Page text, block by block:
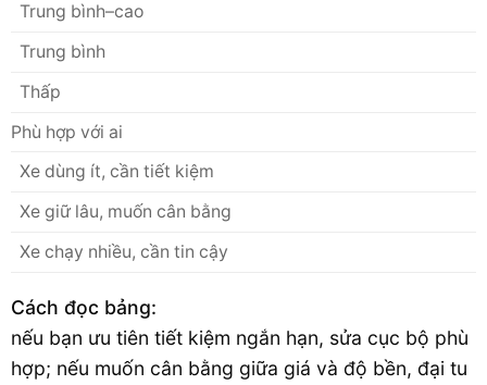
Trung bình–cao
Trung bình
Thấp
Phù hợp với ai
Xe dùng ít, cần tiết kiệm
Xe giữ lâu, muốn cân bằng
Xe chạy nhiều, cần tin cậy
Cách đọc bảng:
nếu bạn ưu tiên tiết kiệm ngắn hạn, sửa cục bộ phù
hợp; nếu muốn cân bằng giữa giá và độ bền, đại tu